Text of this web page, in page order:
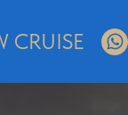
CRUISE